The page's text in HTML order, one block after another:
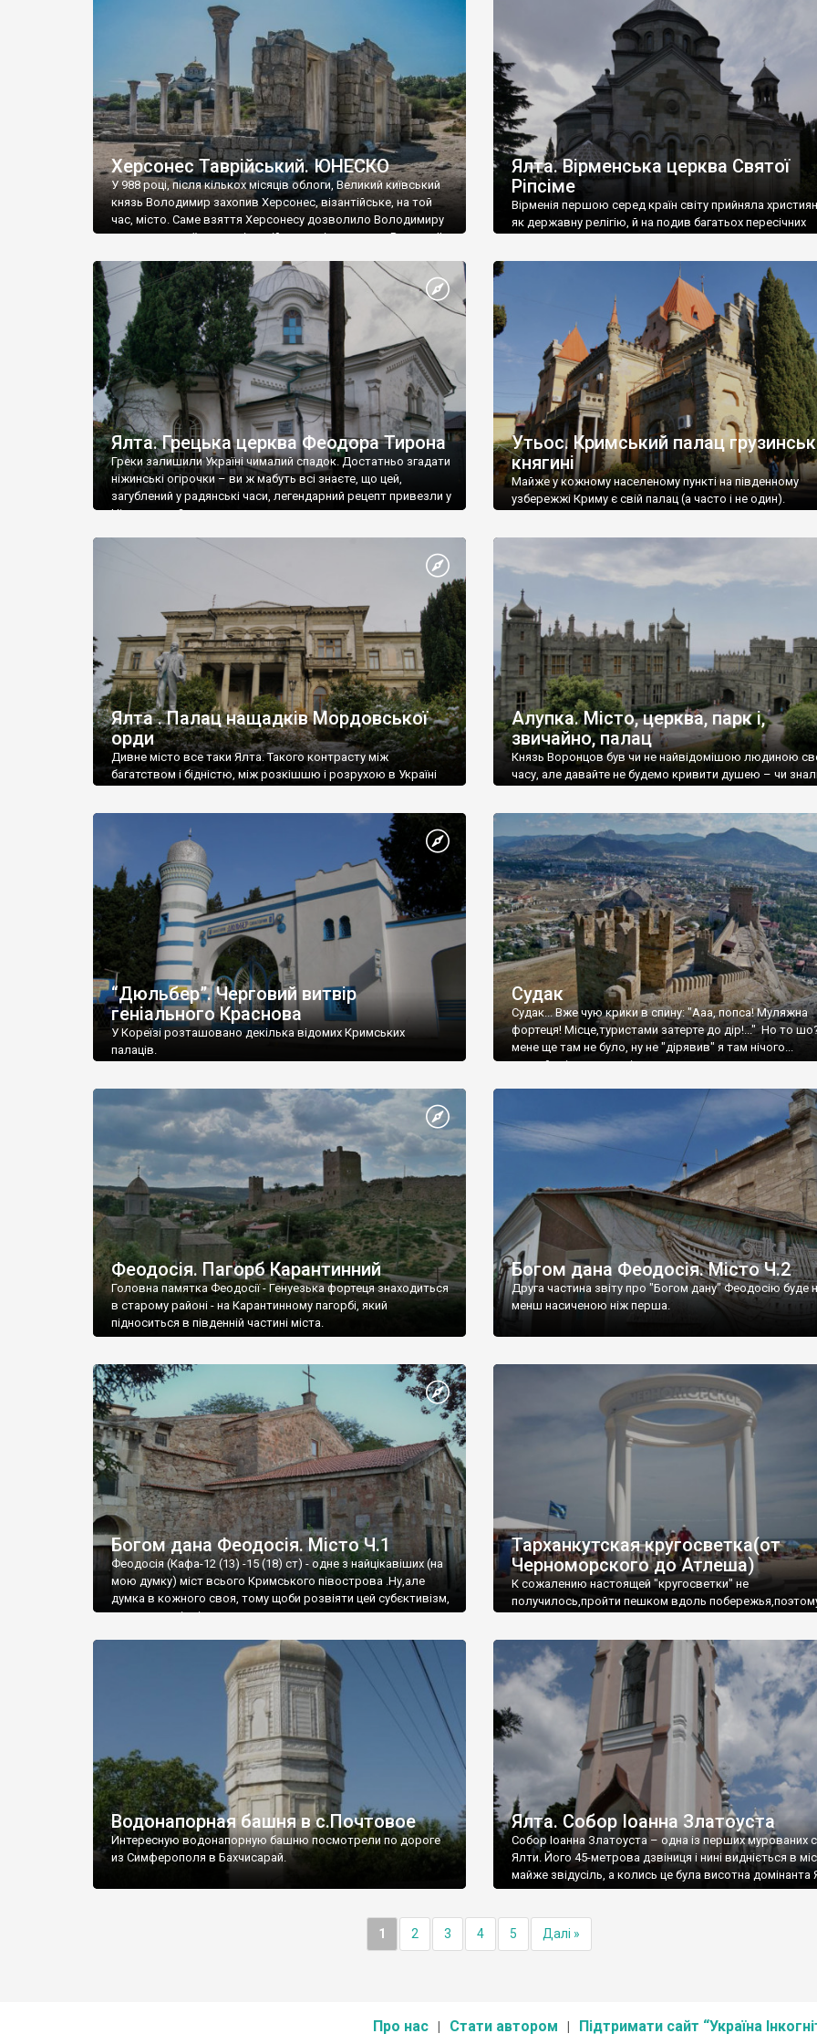
візантійської доби. Раритети викрадені з фондів об’єкту
культурної спадщини ЮНЕСКО «Херсонеса Таврійського».
Офіційно – на виставку «Золото Візантії», але експерти та
влада в Україні вважають це лише […]
називаються «повстяками» (postaki)…” “Вино. Крим
виробляє відмінне вино і його вдосталь: воно все
легке біле і дуже […]
Херсонес Таврійський. ЮНЕСКО
У 988 році, після кількох місяців облоги, Великий київський
князь Володимир захопив Херсонес, візантійське, на той
час, місто. Саме взяття Херсонесу дозволило Володимиру
диктувати свої умови візантійському імператору Василю ІІ,
Херсонесі Володимир-язичник, став Василем-
християнином. А потім було Хрещення Русі. На честь
Херсонесу Таврійського названо місто […]
Ялта. Вірменська церква Святої
Ріпсіме
Вірменія першою серед країн світу прийняла
як державну релігію, й на подив багатьох пересічних
Ялта. Грецька церква Феодора Тирона
Греки залишили Україні чималий спадок. Достатньо згадати
ніжинські огірочки – ви ж мабуть всі знаєте, що цей,
загублений у радянські часи, легендарний рецепт привезли у
Ніжин греки?
Утьос. Кримський палац
княгині
Майже у кожному населеному пункті на південному
узбережжі Криму є свій палац (а часто і не один).
Ялта . Палац нащадків Мордовської
орди
Дивне місто все таки Ялта. Такого контрасту між
багатством і бідністю, між розкішшю і розрухою в Україні
Алупка. Місто, церква, парк і,
звичайно, палац
Князь Воронцов був чи не найвідомішою людиною
часу, але давайте не будемо кривити душею – чи
“Дюльбер”. Черговий витвір
геніального Краснова
У Кореїзі розташовано декілька відомих Кримських
палаців.
Судак
Судак... Вже чую крики в спину: "Ааа, попса! Муляжна
фортеця! Місце,туристами затерте до дір!..." Но то
мене ще там не було, ну не "дірявив" я там нічого...
принаймні до цього літа.
Феодосія. Пагорб Карантинний
Головна памятка Феодосії - Генуезька фортеця знаходиться
в старому районі - на Карантинному пагорбі, який
підноситься в південній частині міста.
Богом дана Феодосія. Місто Ч.2
Друга частина звіту про "Богом дану" Феодосію буде
менш насиченою ніж перша.
Богом дана Феодосія. Місто Ч.1
Феодосія (Кафа-12 (13) -15 (18) ст) - одне з найцікавіших (на
мою думку) міст всього Кримського півострова .Ну,але
думка в кожного своя, тому щоби розвіяти цей субєктивізм,
запрошую відвідати це
Тарханкутская кругосветка(от
Черноморского до Атлеша)
К сожалению настоящей "кругосветки" не
получилось,пройти пешком вдоль
Водонапорная башня в с.Почтовое
Интересную водонапорную башню посмотрели по дороге
из Симферополя в Бахчисарай.
Ялта. Собор Іоанна Златоуста
Собор Іоанна Златоуста – одна із перших мурованих
Ялти. Його 45-метрова дзвіниця і нині видніється в
майже звідусіль, а колись це була висотна домінанта
1 2 3 4 5 Далі »
Про нас Стати автором Підтримати сайт “Україна